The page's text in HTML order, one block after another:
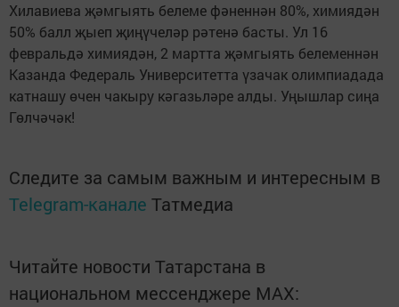
Хилавиева җәмгыять белеме фәненнән 80%, химиядән
50% балл җыеп җиңүчеләр рәтенә басты. Ул 16
февральдә химиядән, 2 мартта җәмгыять белеменнән
Казанда Федераль Университетта үзачак олимпиадада
катнашу өчен чакыру кәгазьләре алды. Уңышлар сиңа
Гөлчәчәк!
Следите за самым важным и интересным в
Telegram-канале Татмедиа
Читайте новости Татарстана в
национальном мессенджере MАХ: